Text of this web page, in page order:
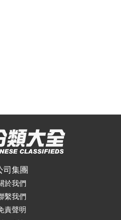
司集團
於我們
繫我們
責聲明